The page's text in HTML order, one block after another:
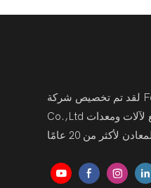
لقد تم تخصيص شركة Foshan Youngmax Machine
Co.,Ltd للبحث والتطوير والتصنيع لآلات ومعدات